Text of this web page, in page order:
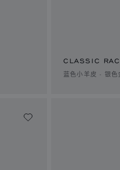
CLASSIC
蓝色小羊皮 - 银色